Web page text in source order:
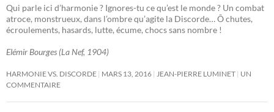
Qui parle ici d’harmonie ? Ignores-tu ce qu’est le monde ? Un combat
atroce, monstrueux, dans l’ombre qu’agite la Discorde… Ô chutes,
écroulements, hasards, lutte, écume, chocs sans nombre !
Elémir Bourges (La Nef, 1904)
HARMONIE VS. DISCORDE MARS 13, 2016 JEAN-PIERRE LUMINET UN
COMMENTAIRE